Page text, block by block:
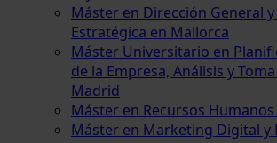
Máster en Dirección General
Estratégica en Mallorca
Máster Universitario en
de la Empresa, Análisis y
Madrid
Máster en Recursos
Máster en Marketing Digital y